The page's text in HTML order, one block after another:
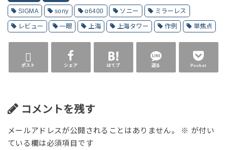
SIGMA sony α6400 ソニー ミラーレス
レビュー 一眼 上海 上海タワー 作例 単焦点
ポスト シェア はてブ 送る Pocket
コメントを残す
メールアドレスが公開されることはありません。 ※ が付い
ている欄は必須項目です